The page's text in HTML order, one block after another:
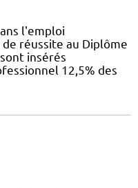
l'emploi
de réussite au Diplôme
insérés
12,5% des